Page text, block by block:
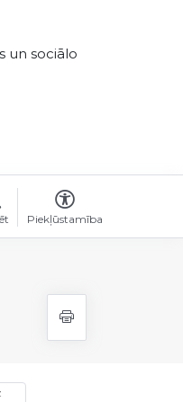
un sociālo
Piekļūstamība